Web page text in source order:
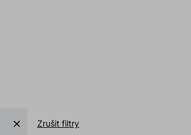
Zrušit filtry